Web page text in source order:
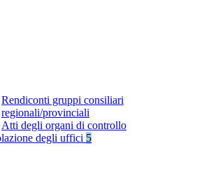
Rendiconti gruppi consiliari
regionali/provinciali
Atti degli organi di controllo
degli uffici 5